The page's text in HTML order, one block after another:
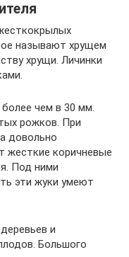
называют хрущем
хрущи. Личинки
чем в 30 мм.
рожков. При
довольно
коричневые
Под ними
эти жуки умеют
и
Большого